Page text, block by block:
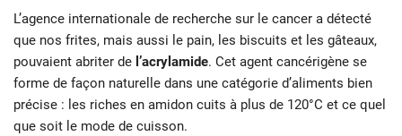
L’agence internationale de recherche sur le cancer a détecté
que nos frites, mais aussi le pain, les biscuits et les gâteaux,
pouvaient abriter de l’acrylamide. Cet agent cancérigène se
forme de façon naturelle dans une catégorie d’aliments bien
précise : les riches en amidon cuits à plus de 120°C et ce quel
que soit le mode de cuisson.